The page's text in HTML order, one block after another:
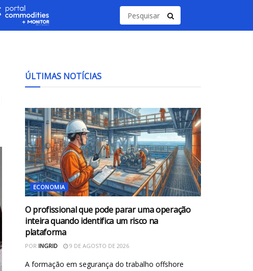
ÚLTIMAS NOTÍCIAS
ECONOMIA
O profissional que pode parar uma operação
inteira quando identifica um risco na
plataforma
POR INGRID 9 DE AGOSTO DE 2026
A formação em segurança do trabalho offshore